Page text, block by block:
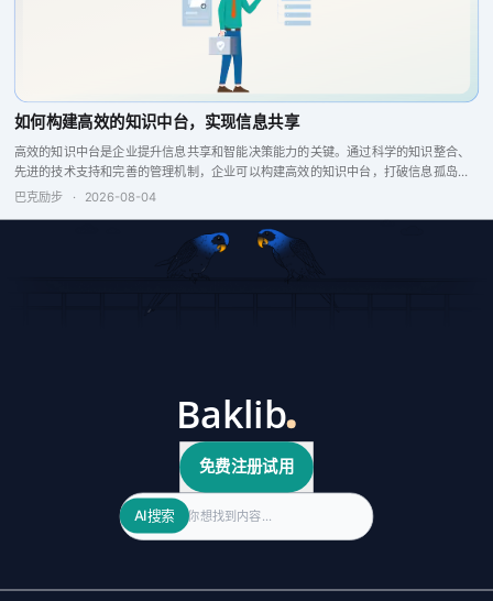
如何构建高效的知识中台，实现信息共享
高效的知识中台是企业提升信息共享和智能决策能力的关键。通过科学的知识整合、
先进的技术支持和完善的管理机制，企业可以构建高效的知识中台，打破信息孤岛，
增强企业竞争力。
巴克励步 · 2026-08-04
免费注册试用
Search
AI搜索